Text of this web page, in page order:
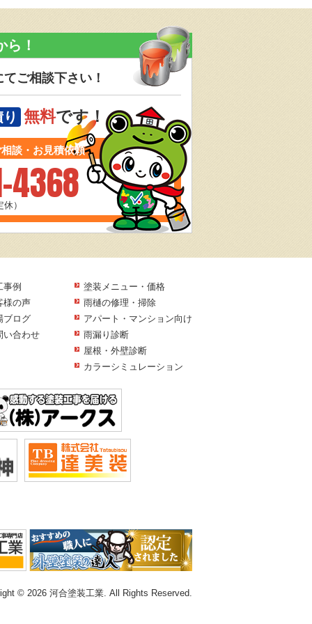
！
ご相談下さい！
無料です！
談・お見積依頼
4368
）
事例
様の声
ブログ
い合わせ
塗装メニュー・価格
雨樋の修理・掃除
アパート・マンション向け
雨漏り診断
屋根・外壁診断
カラーシミュレーション
© 2026 河合塗装工業. All Rights Reserved.